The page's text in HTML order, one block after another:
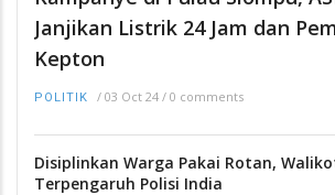
Janjikan Listrik 24 Jam dan
Kepton
POLITIK / 03 Oct 24 / 0 comments
Disiplinkan Warga Pakai Rotan,
Terpengaruh Polisi India